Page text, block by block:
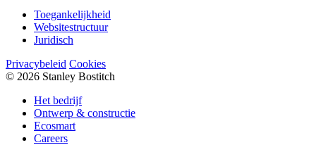
Toegankelijkheid
Websitestructuur
Juridisch
Privacybeleid Cookies
© 2026 Stanley Bostitch
Het bedrijf
Ontwerp & constructie
Ecosmart
Careers